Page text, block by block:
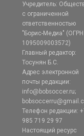
Учредитель:
с ограниченной
ответственностью
"Борис-Медиа" (ОГРН
1095009003572)
Главный редактор:
Тосунян Б.С.
Адрес электронной
почты редакции:
info@bobsoccer.ru;
Телефон редакции:
985 719 29 97
Настоящий ресурс